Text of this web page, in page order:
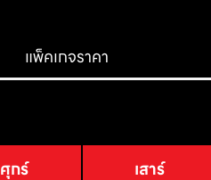
แพ็คเกจราคา
ศุกร์ เสาร์